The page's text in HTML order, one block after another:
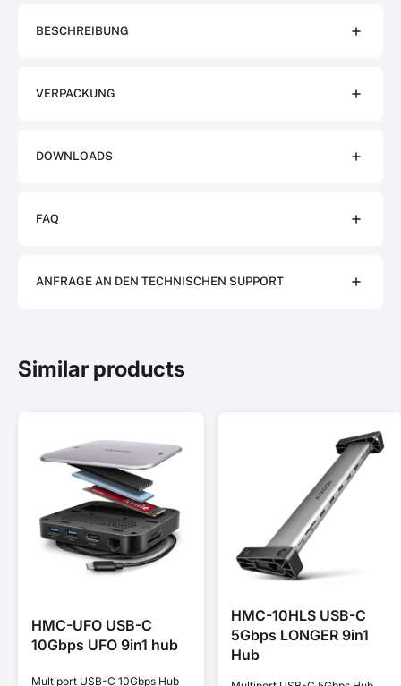
BESCHREIBUNG
VERPACKUNG
DOWNLOADS
FAQ
ANFRAGE AN DEN TECHNISCHEN SUPPORT
Similar products
HMC-UFO USB-C
10Gbps UFO 9in1 hub
Multiport USB-C 10Gbps Hub
HMC-10HLS USB-C
5Gbps LONGER 9in1
Hub